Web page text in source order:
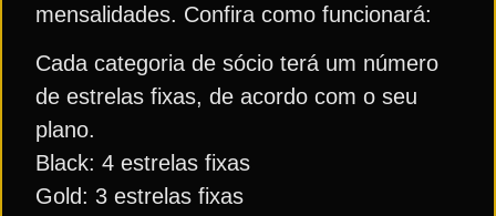
mensalidades. Confira como funcionará:
Cada categoria de sócio terá um número
de estrelas fixas, de acordo com o seu
plano.
Black: 4 estrelas fixas
Gold: 3 estrelas fixas